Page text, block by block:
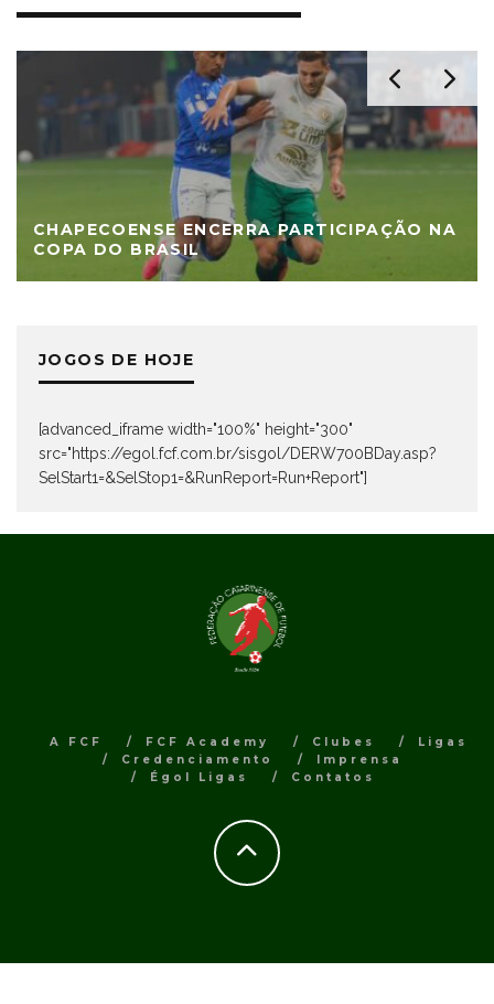
CHAPECOENSE ENCERRA PARTICIPAÇÃO NA
COPA DO BRASIL
JOGOS DE HOJE
[advanced_iframe width="100%" height="300"
src="https://egol.fcf.com.br/sisgol/DERW700BDay.asp?
SelStart1=&SelStop1=&RunReport=Run+Report"]
A FCF FCF Academy Clubes
Ligas
Credenciamento
Imprensa
Égol Ligas
Contatos